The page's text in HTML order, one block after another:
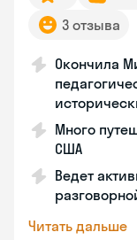
3 отзыва
Окончила
Много
США
Ведет
Читать дальше